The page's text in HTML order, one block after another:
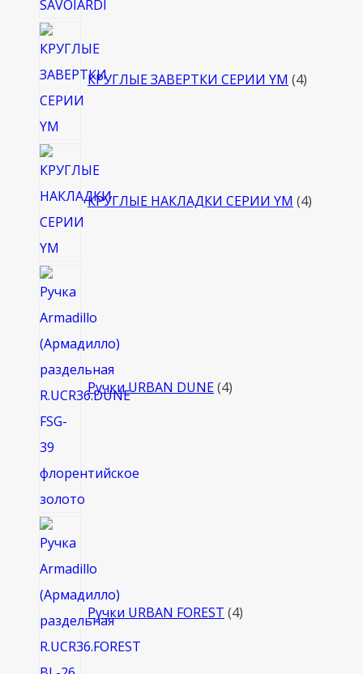
КРУГЛЫЕ ЗАВЕРТКИ СЕРИИ YM 4
КРУГЛЫЕ НАКЛАДКИ СЕРИИ YM 4
Ручки URBAN DUNE 4
Ручки URBAN FOREST 4